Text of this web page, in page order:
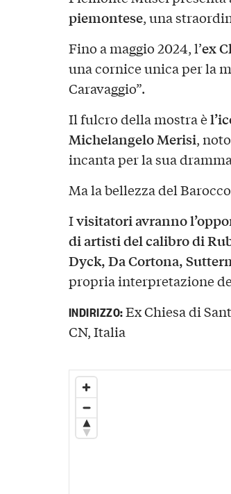
piemontese, una
Fino a maggio 2024, l’ex
una cornice unica per la
Caravaggio”.
Il fulcro della mostra è
Michelangelo Merisi,
incanta per la sua
Ma la bellezza del
Ivisitatori avranno
di artisti del calibro di
Dyck, Da Cortona,
propria interpretazione
INDIRIZZO:Ex Chiesa di
CN, Italia